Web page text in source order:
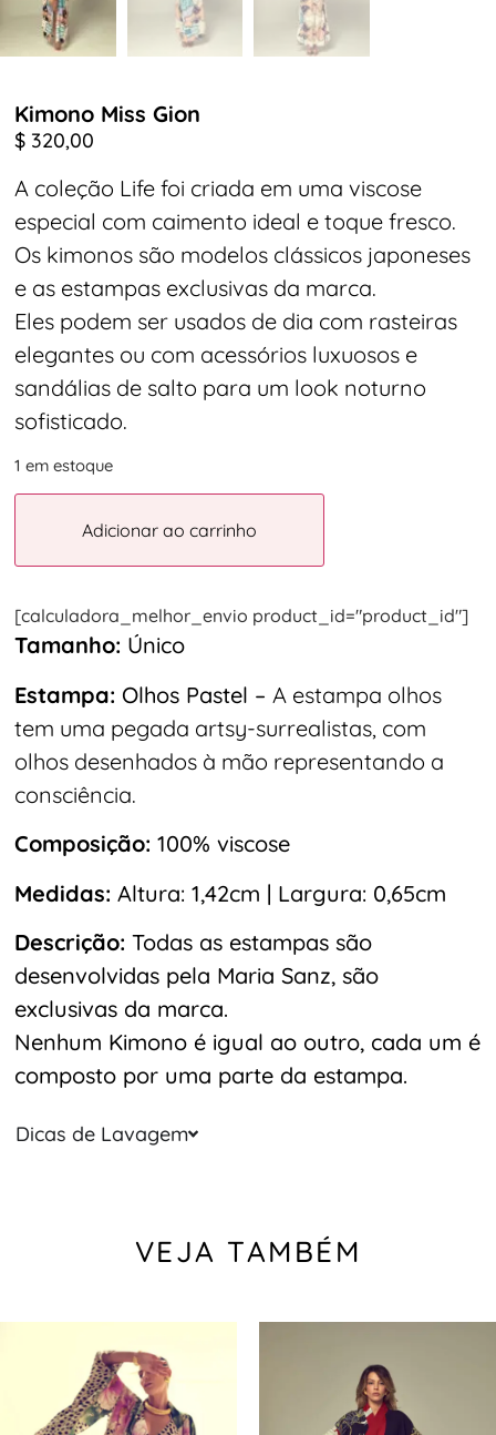
Kimono Miss Gion
$ 320,00
A coleção Life foi criada em uma viscose
especial com caimento ideal e toque fresco.
Os kimonos são modelos clássicos japoneses
e as estampas exclusivas da marca.
Eles podem ser usados de dia com rasteiras
elegantes ou com acessórios luxuosos e
sandálias de salto para um look noturno
sofisticado.
1 em estoque
Adicionar ao carrinho
[calculadora_melhor_envio product_id="product_id"]
Tamanho: Único
Estampa: Olhos Pastel – A estampa olhos
tem uma pegada artsy-surrealistas, com
olhos desenhados à mão representando a
consciência.
Composição: 100% viscose
Medidas: Altura: 1,42cm | Largura: 0,65cm
Descrição: Todas as estampas são
desenvolvidas pela Maria Sanz, são
exclusivas da marca.
Nenhum Kimono é igual ao outro, cada um é
composto por uma parte da estampa.
Dicas de Lavagem
VEJA TAMBÉM